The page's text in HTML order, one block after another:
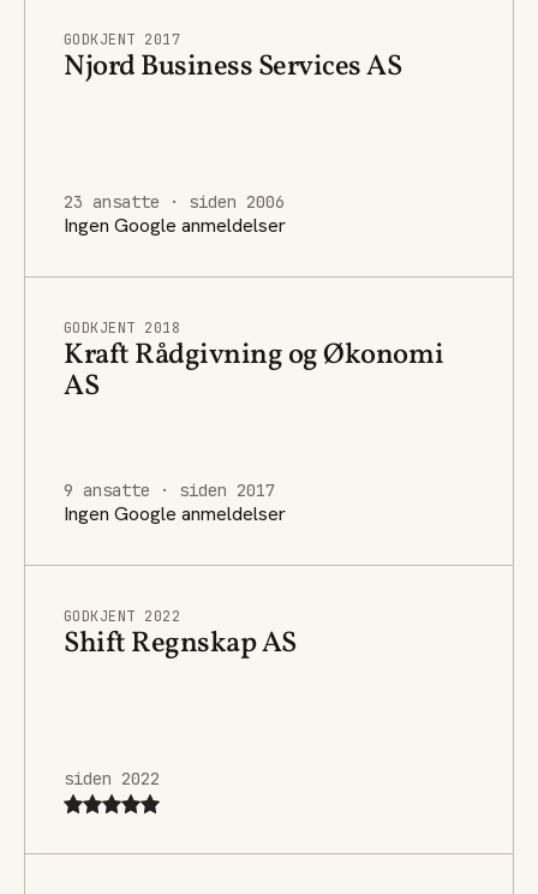
GODKJENT 2017
Njord Business Services AS
23 ansatte · siden 2006
Ingen Google anmeldelser
GODKJENT 2018
Kraft Rådgivning og Økonomi
AS
9 ansatte · siden 2017
Ingen Google anmeldelser
GODKJENT 2022
Shift Regnskap AS
siden 2022